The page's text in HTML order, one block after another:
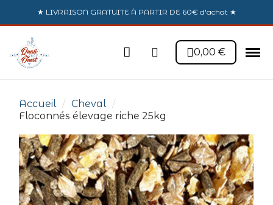
★ LIVRAISON GRATUITE À PARTIR DE 60€ d'achat ★
0,00 €
Accueil
Cheval
Floconnés élevage riche 25kg